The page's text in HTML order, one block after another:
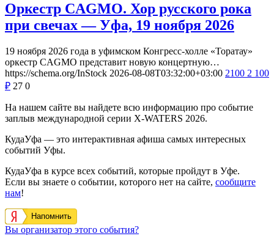
Оркестр CAGMO. Хор русского рока
при свечах — Уфа, 19 ноября 2026
19 ноября 2026 года в уфимском Конгресс-холле «Торатау»
оркестр CAGMO представит новую концертную…
https://schema.org/InStock 2026-08-08T03:32:00+03:00 2100 2 100
₽ 27 0
На нашем сайте вы найдете всю информацию про событие
заплыв международной серии X-WATERS 2026.
КудаУфа — это интерактивная афиша самых интересных
событий Уфы.
КудаУфа в курсе всех событий, которые пройдут в Уфе.
Если вы знаете о событии, которого нет на сайте, сообщите
нам!
Напомнить
Вы организатор этого события?